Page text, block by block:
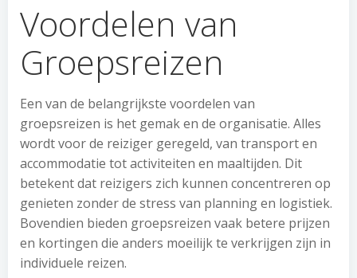
Voordelen van
Groepsreizen
Een van de belangrijkste voordelen van
groepsreizen is het gemak en de organisatie. Alles
wordt voor de reiziger geregeld, van transport en
accommodatie tot activiteiten en maaltijden. Dit
betekent dat reizigers zich kunnen concentreren op
genieten zonder de stress van planning en logistiek.
Bovendien bieden groepsreizen vaak betere prijzen
en kortingen die anders moeilijk te verkrijgen zijn in
individuele reizen.